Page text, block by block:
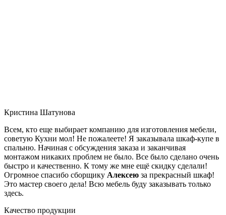
Кристина Шатунова
Всем, кто еще выбирает компанию для изготовления мебели,
советую Кухни мол! Не пожалеете! Я заказывала шкаф-купе в
спальню. Начиная с обсуждения заказа и заканчивая
монтажом никаких проблем не было. Все было сделано очень
быстро и качественно. К тому же мне ещё скидку сделали!
Огромное спасибо сборщику Алексею за прекрасный шкаф!
Это мастер своего дела! Всю мебель буду заказывать только
здесь.
Качество продукции